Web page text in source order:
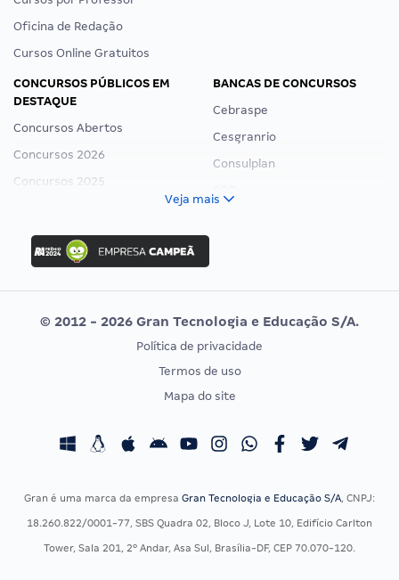
Oficina de Redação
Cursos Online Gratuitos
CONCURSOS PÚBLICOS EM
DESTAQUE
Concursos Abertos
Concursos 2026
Concursos 2025
Concurso Ibama
Concurso MPU
Editais publicados
BANCAS DE CONCURSOS
Cebraspe
Cesgranrio
Consulplan
Vunesp
CONCURSOS POR PROFISSÃO
Concursos Fiscais
Concursos Saúde
EXAME DE ORDEM
Calendário OAB
Veja mais
© 2012 - 2026 Gran Tecnologia e Educação S/A.
Política de privacidade
Termos de uso
Mapa do site
Gran é uma marca da empresa Gran Tecnologia e Educação S/A, CNPJ:
18.260.822/0001-77, SBS Quadra 02, Bloco J, Lote 10, Edifício Carlton
Tower, Sala 201, 2º Andar, Asa Sul, Brasília-DF, CEP 70.070-120.